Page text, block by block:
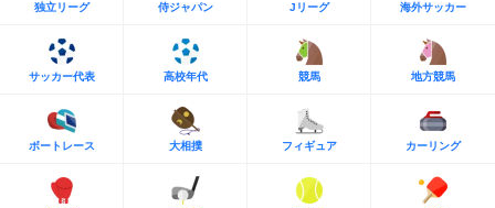
独立リーグ 侍ジャパン Jリーグ 海外サッカー
サッカー代表 高校年代 競馬 地方競馬
ボートレース 大相撲 フィギュア カーリング